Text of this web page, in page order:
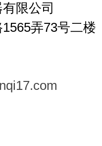
限公司
1565弄73号二楼